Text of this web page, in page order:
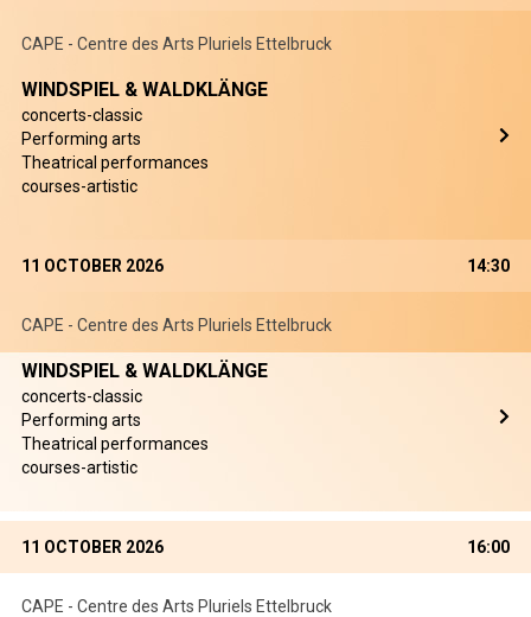
CAPE - Centre des Arts Pluriels Ettelbruck
WINDSPIEL & WALDKLÄNGE
concerts-classic
Performing arts
Theatrical performances
courses-artistic
11 OCTOBER 2026 14:30
CAPE - Centre des Arts Pluriels Ettelbruck
WINDSPIEL & WALDKLÄNGE
concerts-classic
Performing arts
Theatrical performances
courses-artistic
11 OCTOBER 2026 16:00
CAPE - Centre des Arts Pluriels Ettelbruck